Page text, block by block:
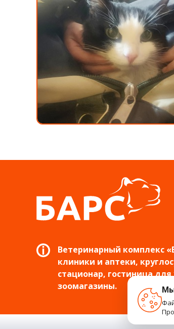
Ветеринарный комплекс
клиники и аптеки,
стационар, гостиница
зоомагазины.